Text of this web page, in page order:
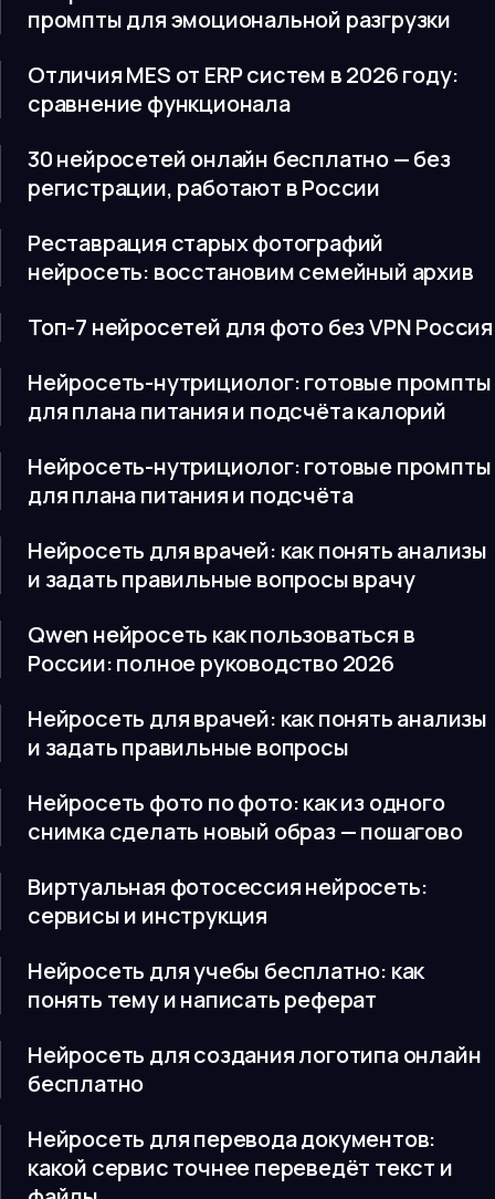
промпты для эмоциональной разгрузки
Отличия MES от ERP систем в 2026 году:
сравнение функционала
30 нейросетей онлайн бесплатно — без
регистрации, работают в России
Реставрация старых фотографий
нейросеть: восстановим семейный архив
Топ-7 нейросетей для фото без VPN Россия
Нейросеть-нутрициолог: готовые промпты
для плана питания и подсчёта калорий
Нейросеть-нутрициолог: готовые промпты
для плана питания и подсчёта
Нейросеть для врачей: как понять анализы
и задать правильные вопросы врачу
Qwen нейросеть как пользоваться в
России: полное руководство 2026
Нейросеть для врачей: как понять анализы
и задать правильные вопросы
Нейросеть фото по фото: как из одного
снимка сделать новый образ — пошагово
Виртуальная фотосессия нейросеть:
сервисы и инструкция
Нейросеть для учебы бесплатно: как
понять тему и написать реферат
Нейросеть для создания логотипа онлайн
бесплатно
Нейросеть для перевода документов:
какой сервис точнее переведёт текст и